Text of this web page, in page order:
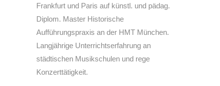
Frankfurt und Paris auf künstl. und pädag.
Diplom. Master Historische
Aufführungspraxis an der HMT München.
Langjährige Unterrichtserfahrung an
städtischen Musikschulen und rege
Konzerttätigkeit.